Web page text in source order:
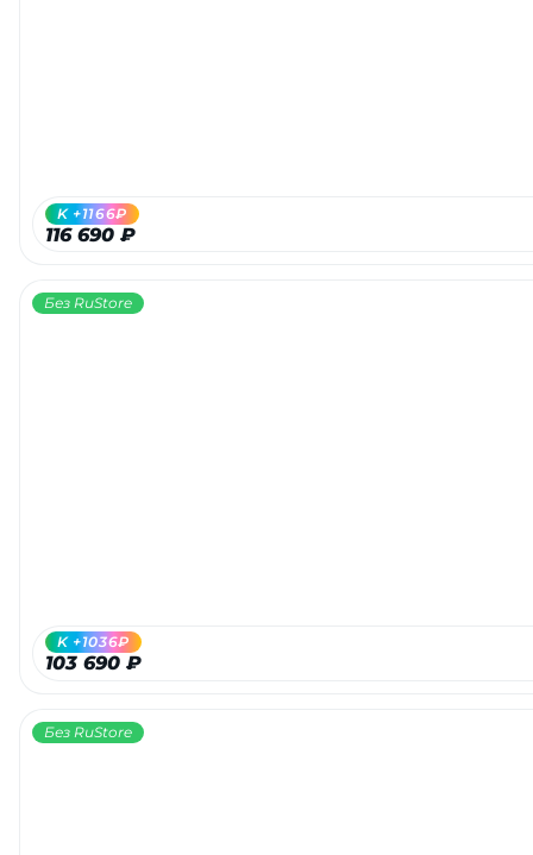
116 690 ₽
K +1166₽
Без RuStore
103 690 ₽
K +1036₽
Без RuStore